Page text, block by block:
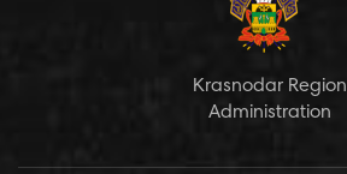
Krasnodar Region
Administration